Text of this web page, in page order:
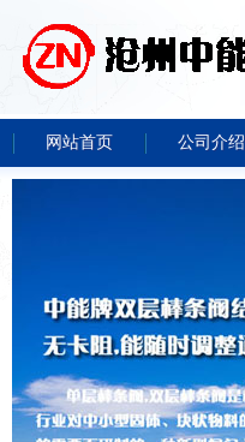
网站首页 公司介绍